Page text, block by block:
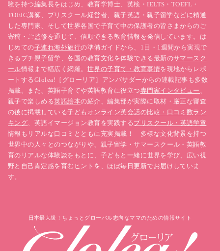
STEP2：文法は“説明”より「型」を例文で覚える
（be動詞／一般動詞／疑問文）
英検5級で頻出の文法は、難しい解説よりも「型」に
慣れる方が点につながります。
まずは以下を例文で押さえましょう。
be動詞（I am / You are …）
一般動詞（I like / I play …）
疑問文（Do you …? / Are you …?）
命令文（Open the …）
前置詞（in / on / at …）
効く（耳と口をつなぐ）
リスニング対策は、問題演習だけだと伸びが止まりや
験を持つ編集長をはじめ、教育学博士、英検・IELTS・TOEFL・
TOEIC講師、プリスクール経営者、親子英語・親子留学などに精通
した専門家、そして世界各国で子育て中の保護者の皆さまからのご
寄稿・ご監修を通じて、信頼できる教育情報を発信しています。は
じめての子連れ海外旅行の準備ガイドから、1日・1週間から実現で
きるプチ親子留学、各国の教育文化を体験できる最新のサマースク
ール情報まで幅広く網羅。 世界の子育て・教育事情を現地からレポ
ートするGlolea!［グローリア］アンバサダーからの連載記事も多数
掲載。また、英語子育てや英語教育に役立つ専門家インタビュー 、
親子で楽しめる英語絵本の紹介、編集部が実際に取材・厳正な審査
の後に掲載している子どもオンライン英会話の比較・口コミ数ラン
キング、英語イマージョン教育を実践するプリスクール・英語学童
情報もリアルな口コミとともに充実掲載！ 多様な文化背景を持つ
世界中の人々とのつながりや、親子留学・サマースクール・英語教
育のリアルな体験談をもとに、子どもと一緒に世界を学び、広い視
野と自己肯定感を育むヒントを、ほぼ毎日更新でお届けしていま
す。
日本最大級！ちょっとグローバル志向なママのための情報サイト